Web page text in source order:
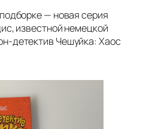
— новая серия
известной немецкой
Чешуйка: Хаос